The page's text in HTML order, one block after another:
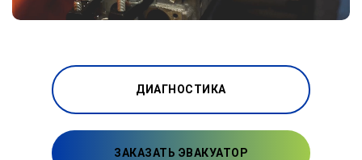
ДИАГНОСТИКА
ЗАКАЗАТЬ ЭВАКУАТОР